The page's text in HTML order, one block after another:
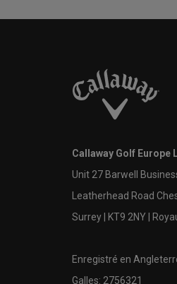
Callaway Golf Europe
Unit 27 Barwell
Leatherhead Road
Surrey | KT9 2NY |
Enregistré en
Galles: 2756321